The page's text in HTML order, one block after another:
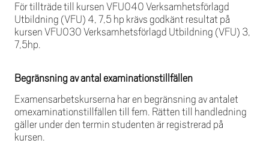
För tillträde till kursen VFU040 Verksamhetsförlagd
Utbildning (VFU) 4, 7,5 hp krävs godkänt resultat på
kursen VFU030 Verksamhetsförlagd Utbildning (VFU) 3,
7,5hp.
Begränsning av antal examinationstillfällen
Examensarbetskurserna har en begränsning av antalet
omexaminationstillfällen till fem. Rätten till handledning
gäller under den termin studenten är registrerad på
kursen.